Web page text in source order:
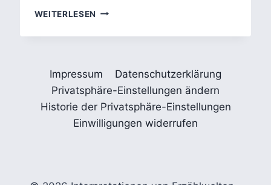
WEITERLESEN OLGA
–
Impressum
Datenschutzerklärung
Privatsphäre-Einstellungen ändern
Historie der Privatsphäre-Einstellungen
Einwilligungen widerrufen